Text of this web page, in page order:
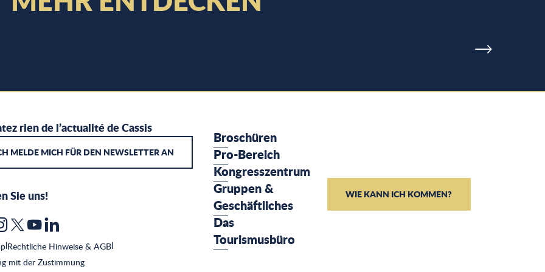
rien de l’actualité de Cassis
MELDE MICH FÜR DEN NEWSLETTER AN
Sie uns!
|Rechtliche Hinweise & AGB|
mit der Zustimmung
Broschüren
Pro-Bereich
Kongresszentrum
Gruppen &
Geschäftliches
Das
Tourismusbüro
WIE KANN ICH KOMMEN?